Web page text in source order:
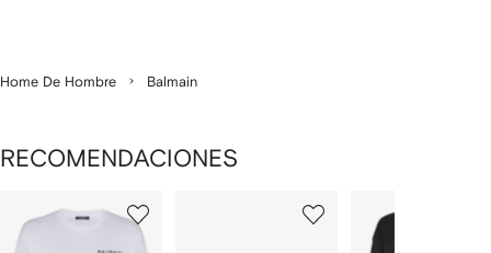
Home De Hombre Balmain
RECOMENDACIONES